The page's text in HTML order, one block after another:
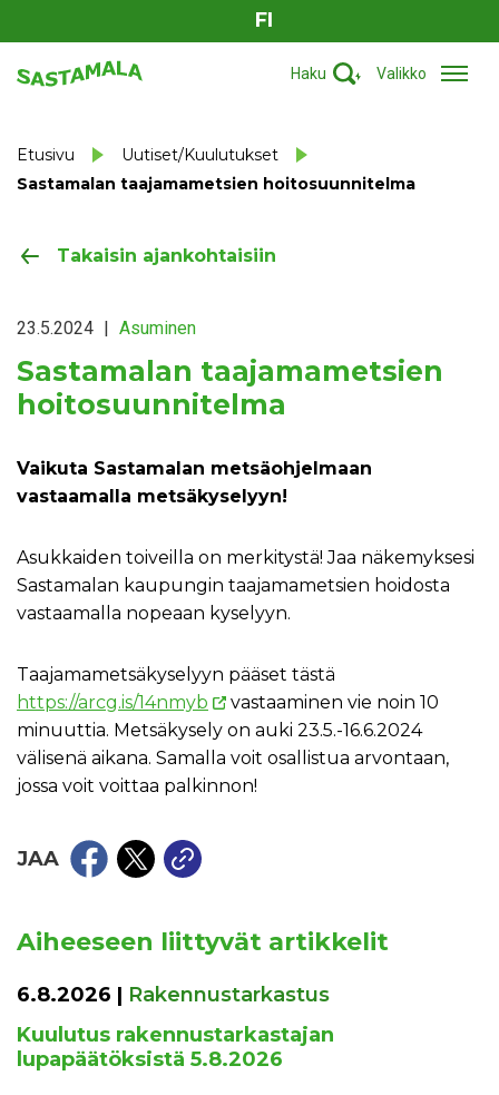
FI
Haku Valikko
Etusivu
Uutiset/Kuulutukset
Sastamalan taajamametsien hoitosuunnitelma
Takaisin ajankohtaisiin
23.5.2024 | Asuminen
Sastamalan taajamametsien
hoitosuunnitelma
Vaikuta Sastamalan metsäohjelmaan
vastaamalla metsäkyselyyn!
Asukkaiden toiveilla on merkitystä! Jaa näkemyksesi
Sastamalan kaupungin taajamametsien hoidosta
vastaamalla nopeaan kyselyyn.
Taajamametsäkyselyyn pääset tästä
https://arcg.is/14nmyb
vastaaminen vie noin 10
minuuttia. Metsäkysely on auki 23.5.-16.6.2024
välisenä aikana. Samalla voit osallistua arvontaan,
jossa voit voittaa palkinnon!
JAA
Aiheeseen liittyvät artikkelit
6.8.2026 | Rakennustarkastus
Kuulutus rakennustarkastajan
lupapäätöksistä 5.8.2026